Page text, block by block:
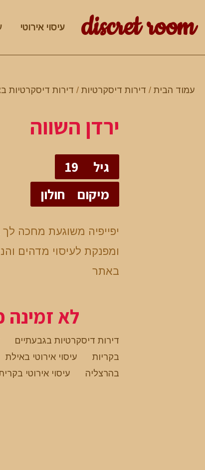
discret room עיסוי אירוטי
עמוד הבית / דירות דיסקרטיות / דירות דיסקרטיות
ירדן השווה
גיל
19
מיקום
חולון
יפייפיה משוגעת מחכה
ומפנקת לעיסוי מדהים
באתר
לא זמינה
דירות דיסקרטיות בגבעתיים
בקריות
עיסוי אירוטי באילת
בהרצליה
עיסוי אירוטי